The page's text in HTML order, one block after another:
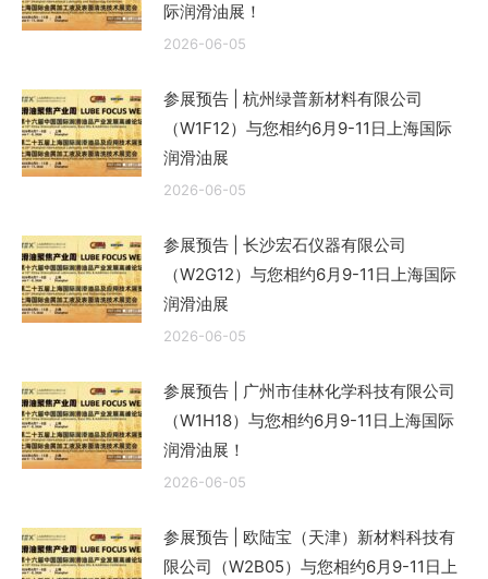
际润滑油展！
2026-06-05
参展预告 | 杭州绿普新材料有限公司
（W1F12）与您相约6月9-11日上海国际
润滑油展
2026-06-05
参展预告 | 长沙宏石仪器有限公司
（W2G12）与您相约6月9-11日上海国际
润滑油展
2026-06-05
参展预告 | 广州市佳林化学科技有限公司
（W1H18）与您相约6月9-11日上海国际
润滑油展！
2026-06-05
参展预告 | 欧陆宝（天津）新材料科技有
限公司（W2B05）与您相约6月9-11日上